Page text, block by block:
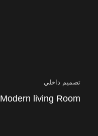
تصميم داخلي
Modern living Room